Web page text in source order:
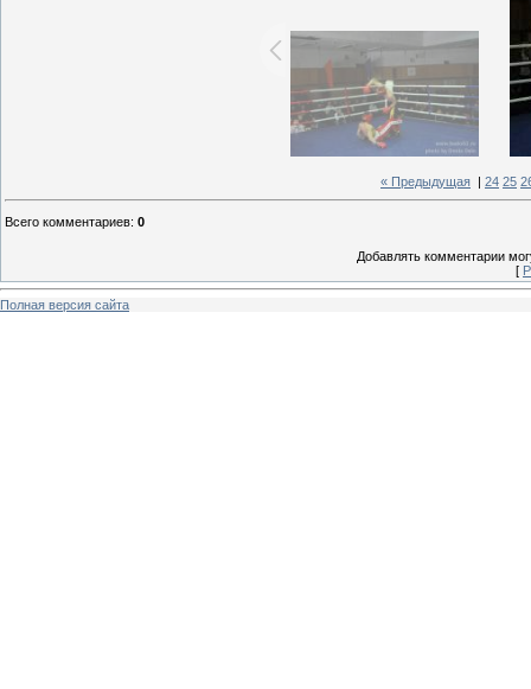
« Предыдущая 24 25
Всего комментариев: 0
Добавлять комментарии
[
Полная версия сайта